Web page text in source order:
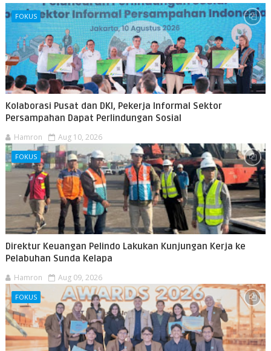
FOKUS
Kolaborasi Pusat dan DKI, Pekerja Informal Sektor
Persampahan Dapat Perlindungan Sosial
Hamron Aug 10, 2026
FOKUS
Direktur Keuangan Pelindo Lakukan Kunjungan Kerja ke
Pelabuhan Sunda Kelapa
Hamron Aug 09, 2026
FOKUS